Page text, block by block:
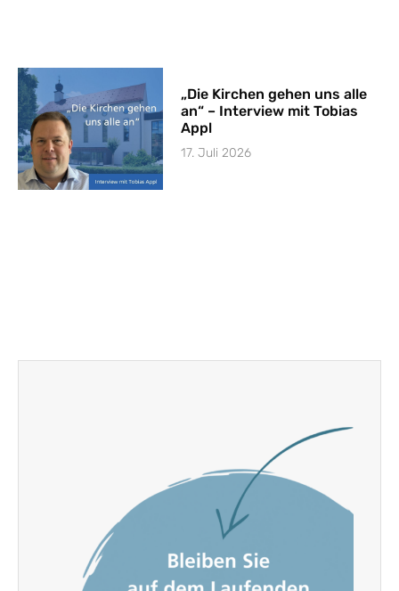
„Die Kirchen gehen uns alle
an“ – Interview mit Tobias
Appl
17. Juli 2026